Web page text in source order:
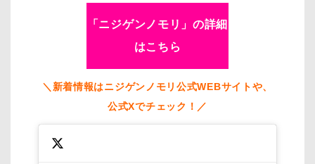
「ニジゲンノモリ」の詳細
はこちら
＼新着情報はニジゲンノモリ公式WEBサイトや、
公式Xでチェック！／